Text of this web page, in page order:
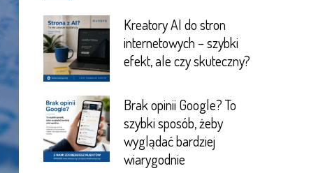
Kreatory AI do stron
internetowych – szybki
efekt, ale czy skuteczny?
Brak opinii Google? To
szybki sposób, żeby
wyglądać bardziej
wiarygodnie